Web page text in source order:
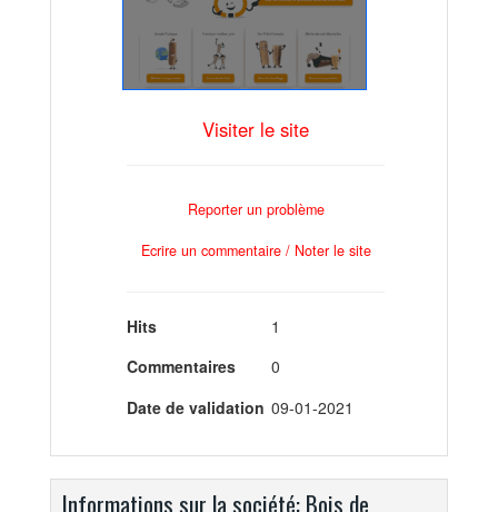
Visiter le site
Reporter un problème
Ecrire un commentaire / Noter le site
Hits
1
Commentaires
0
Date de validation 09-01-2021
Informations sur la société: Bois de